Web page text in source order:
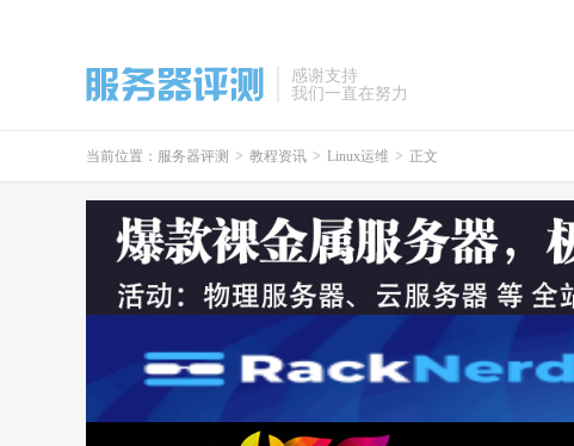
感谢支持
我们一直在努力
当前位置： 服务器评测 > 教程资讯 > Linux运维 > 正文